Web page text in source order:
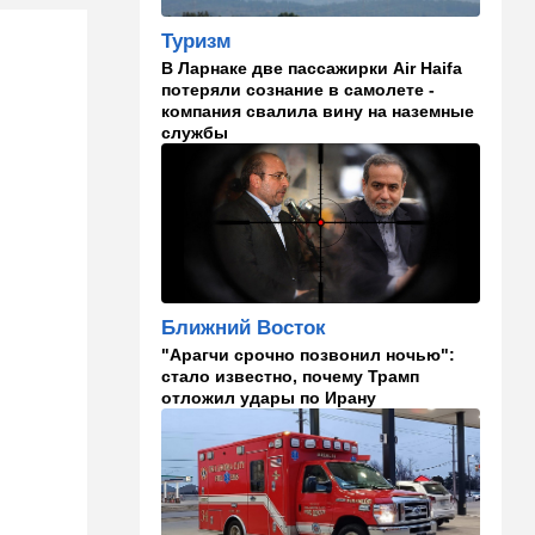
Помогите найти: пропала
Эльмира из Рамат-Гана
23:35 Мнения
Безо всяких табу
Израиль
Проживающий в России
израильтянин прямо с
самолета угодил в ШАБАК
Израиль
"Сумасшедшие рулят
психбольницей": новое
назначение в ООН вызвало
критику
Мнения
О му…ках, шаббате и
конституции…
20:20 Израиль
Туризм
В Ларнаке две пассажирки Air Haifa
потеряли сознание в самолете -
компания свалила вину на наземные
службы
Ближний Восток
"Арагчи срочно позвонил ночью":
стало известно, почему Трамп
отложил удары по Ирану